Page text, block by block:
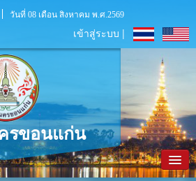
วันที่ 08 เดือน สิงหาคม พ.ศ.2569
เข้าสู่ระบบ |
รขอนแก่น